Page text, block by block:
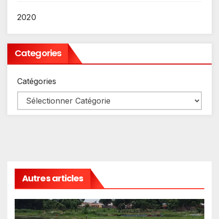
2020
Categories
Catégories
Autres articles